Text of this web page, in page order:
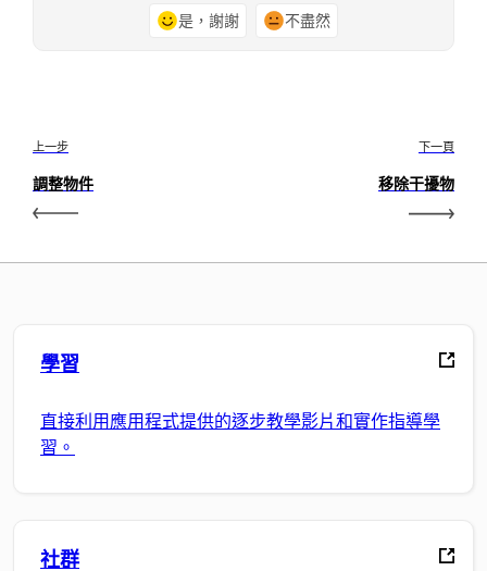
是，謝謝 不盡然
上一步
調整物件
下一頁
移除干擾物
學習
直接利用應用程式提供的逐步教學影片和實作指導學
習。
社群